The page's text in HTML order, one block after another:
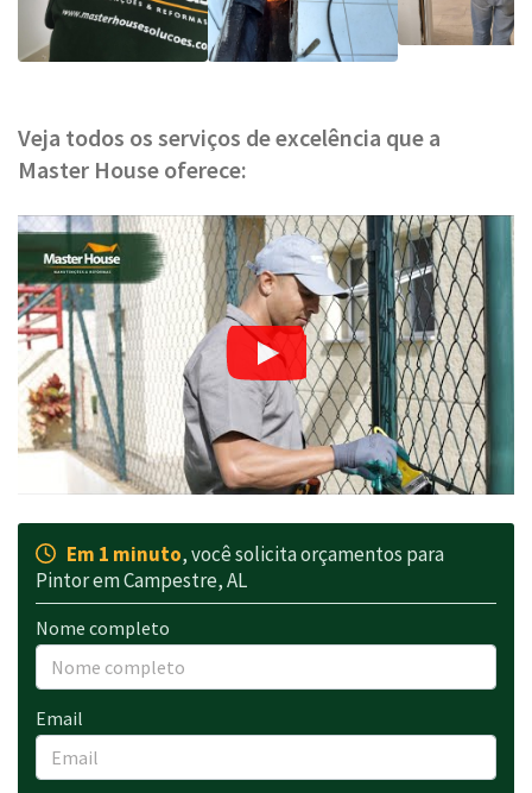
Veja todos os serviços de excelência que a
Master House oferece:
Em 1 minuto, você solicita orçamentos para
Pintor em Campestre, AL
Nome completo
Email